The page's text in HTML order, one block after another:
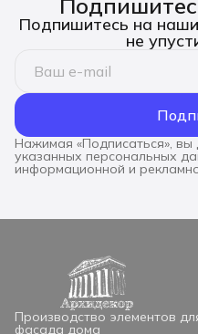
Подпишитесь на
не
Нажимая «Подписаться», вы
указанных персональных
информационной и
Производство элементов
фасада дома